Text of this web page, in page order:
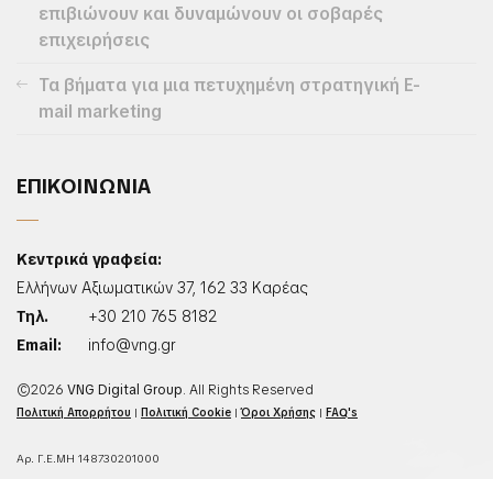
επιβιώνουν και δυναμώνουν οι σοβαρές
επιχειρήσεις
Τα βήματα για μια πετυχημένη στρατηγική E-
mail marketing
ΕΠΙΚΟΙΝΩΝΙΑ
Κεντρικά γραφεία:
Ελλήνων Αξιωματικών 37, 162 33 Καρέας
Τηλ.
+30 210 765 8182
Email:
info@vng.gr
©2026 VNG Digital Group. All Rights Reserved
Πολιτική Απορρήτου | Πολιτική Cookie |Όροι Χρήσης | FAQ's
Αρ. Γ.Ε.ΜΗ 148730201000